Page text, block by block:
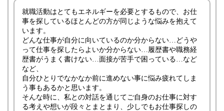
就職活動はとてもエネルギーを必要とするもので、お仕
事を探しているほとんどの方が同じような悩みを抱えて
います。
どんな仕事が自分に向いているのか分からない…どうや
って仕事を探したらよいか分からない…履歴書や職務経
歴書がうまく書けない…面接が苦手で困っている…など
など、
自分ひとりでなかなか前に進めない事に悩み疲れてしま
う事もあるかと思います。
そんな時に、私との対話を通じてご自身のお仕事に対す
る考えや想いが段々とまとまり、少しでもお仕事探しの